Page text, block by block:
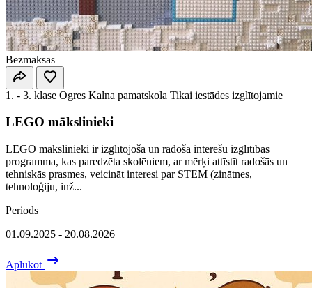
Bezmaksas
1. - 3. klase Ogres Kalna pamatskola Tikai iestādes izglītojamie
LEGO mākslinieki
LEGO mākslinieki ir izglītojoša un radoša interešu izglītības
programma, kas paredzēta skolēniem, ar mērķi attīstīt radošās un
tehniskās prasmes, veicināt interesi par STEM (zinātnes,
tehnoloģiju, inž...
Periods
01.09.2025 - 20.08.2026
Aplūkot